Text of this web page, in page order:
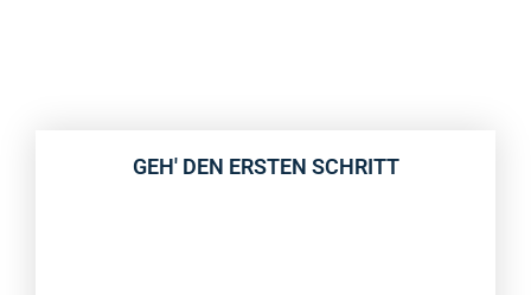
GEH' DEN ERSTEN SCHRITT